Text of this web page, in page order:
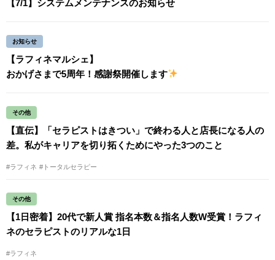
【7/1】システムメンテナンスのお知らせ
お知らせ
【ラフィネマルシェ】
おかげさまで5周年！感謝祭開催します
その他
【直伝】「セラピストはきつい」で終わる人と店長になる人の
差。私がキャリアを切り拓くためにやった3つのこと
#ラフィネ #トータルセラピー
その他
【1日密着】20代で新人賞 指名本数＆指名人数W受賞！ラフィ
ネのセラピストのリアルな1日
#ラフィネ